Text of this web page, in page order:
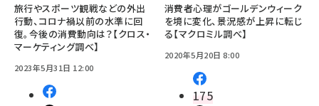
旅行やスポーツ観戦などの外出
行動、コロナ禍以前の水準に回
復。今後の消費動向は？【クロス・
マーケティング調べ】
2023年5月31日 12:00
消費者心理がゴールデンウィーク
を境に変化、景況感が上昇に転じ
る【マクロミル調べ】
2020年5月20日 8:00
175